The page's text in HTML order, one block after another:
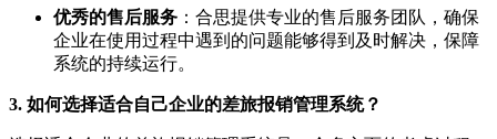
优秀的售后服务 ：合思提供专业的售后服务团队，确保
企业在使用过程中遇到的问题能够得到及时解决，保障
系统的持续运行。
3. 如何选择适合自己企业的差旅报销管理系统？